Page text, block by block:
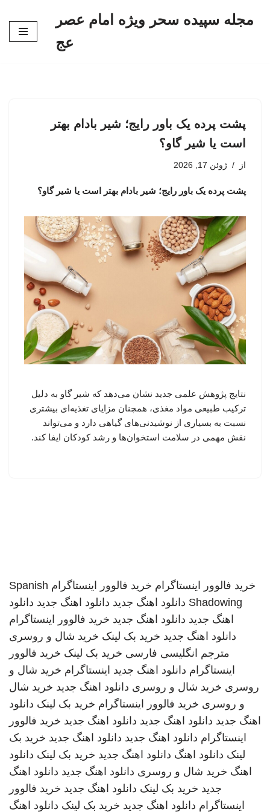
مجله سپیده سحر ویژه امام عصر
عج
پشت پرده یک باور رایج؛ شیر بادام بهتر
است یا شیر گاو؟
از ژوئن 17, 2026
پشت پرده یک باور رایج؛ شیر بادام بهتر است یا شیر گاو؟
نتایج پژوهش علمی جدید نشان می‌دهد که شیر گاو به دلیل
ترکیب طبیعی مواد مغذی، همچنان مزایای تغذیه‌ای بیشتری
نسبت به بسیاری از نوشیدنی‌های گیاهی دارد و می‌تواند
نقش مهمی در سلامت استخوان‌ها و رشد کودکان ایفا کند.
خرید فالوور اینستاگرام خرید فالوور اینستاگرام Spanish
Shadowing دانلود اهنگ جدید دانلود اهنگ جدید دانلود
اهنگ جدید دانلود اهنگ جدید خرید فالوور اینستاگرام
دانلود اهنگ جدید خرید بک لینک خرید شال و روسری
مترجم انگلیسی فارسی خرید بک لینک خرید فالوور
اینستاگرام دانلود اهنگ جدید اینستاگرام خرید شال و
روسری خرید شال و روسری دانلود اهنگ جدید خرید شال
و روسری خرید فالوور اینستاگرام خرید بک لینک دانلود
اهنگ جدید دانلود اهنگ جدید دانلود اهنگ جدید خرید فالوور
اینستاگرام دانلود اهنگ جدید دانلود اهنگ جدید خرید بک
لینک دانلود اهنگ دانلود اهنگ جدید خرید بک لینک دانلود
اهنگ خرید شال و روسری دانلود اهنگ جدید دانلود اهنگ
جدید خرید بک لینک دانلود اهنگ جدید خرید فالوور
اینستاگرام دانلود اهنگ جدید خرید بک لینک دانلود اهنگ